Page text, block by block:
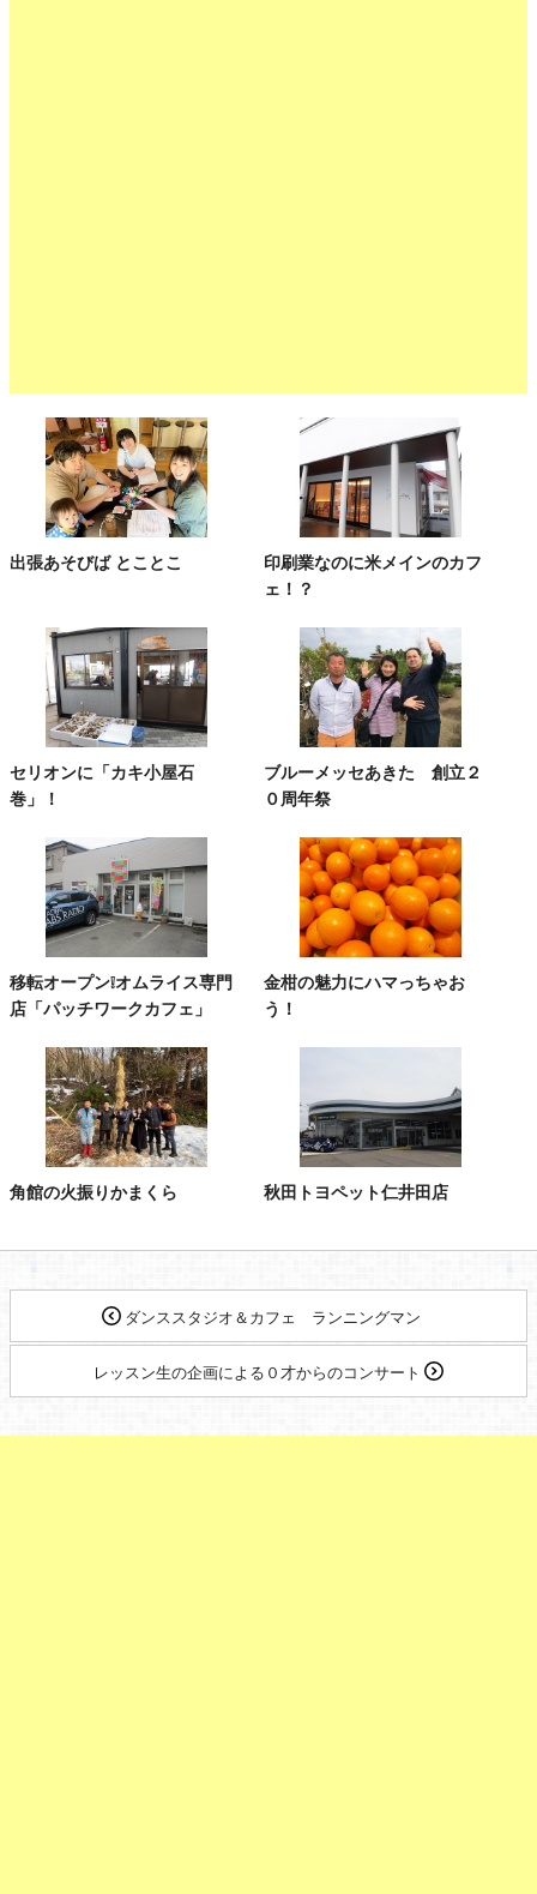
出張あそびば とことこ
印刷業なのに米メインのカフ
ェ！？
セリオンに「カキ小屋石
巻」！
ブルーメッセあきた 創立２
０周年祭
移転オープン❕オムライス専門
店「パッチワークカフェ」
金柑の魅力にハマっちゃお
う！
角館の火振りかまくら 秋田トヨペット仁井田店
ダンススタジオ＆カフェ ランニングマン
レッスン生の企画による０才からのコンサート